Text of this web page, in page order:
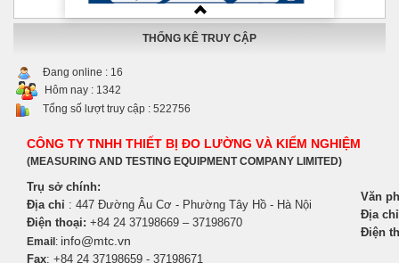
THỐNG KÊ TRUY CẬP
Đang online : 16
Hôm nay : 1342
Tổng số lượt truy cập : 522756
CÔNG TY TNHH THIẾT BỊ ĐO LƯỜNG VÀ KIỂM NGHIỆM
(MEASURING AND TESTING EQUIPMENT COMPANY LIMITED)
Trụ sở chính:
Địa chỉ : 447 Đường Âu Cơ - Phường Tây Hồ - Hà Nội
Điện thoại: +84 24 37198669 – 37198670
Email : info@mtc.vn
Fax: +84 24 37198659 - 37198671
Văn
Địa
Điện